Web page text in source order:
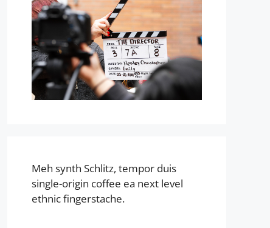
Meh synth Schlitz, tempor duis
single-origin coffee ea next level
ethnic fingerstache.